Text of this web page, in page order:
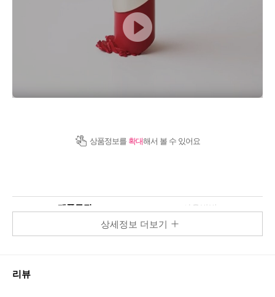
상품정보를 확대해서 볼 수 있어요
제품특징 사용방법
상세정보 더보기
리뷰